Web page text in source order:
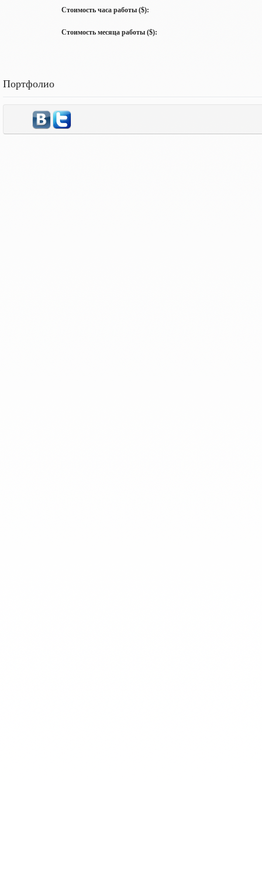
Стоимость часа работы ($):
Стоимость месяца работы ($):
Портфолио